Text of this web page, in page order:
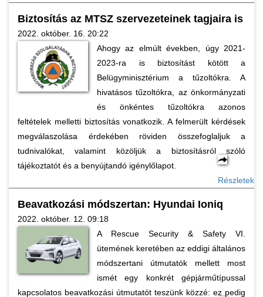
Biztosítás az MTSZ szervezeteinek tagjaira is
2022. október. 16. 20:22
Ahogy az elmúlt években, úgy 2021-
2023-ra is biztosítást kötött a
Belügyminisztérium a tűzoltókra. A
hivatásos tűzoltókra, az önkormányzati
és önkéntes tűzoltókra azonos
feltételek melletti biztosítás vonatkozik. A felmerült kérdések
megválaszolása érdekében röviden összefoglaljuk a
tudnivalókat, valamint közöljük a biztosításról szóló
tájékoztatót és a benyújtandó igénylőlapot.
Részletek
Beavatkozási módszertan: Hyundai Ioniq
2022. október. 12. 09:18
A Rescue Security & Safety VI.
ütemének keretében az eddigi általános
módszertani útmutatók mellett most
ismét egy konkrét gépjárműtípussal
kapcsolatos beavatkozási útmutatót teszünk közzé: ez pedig